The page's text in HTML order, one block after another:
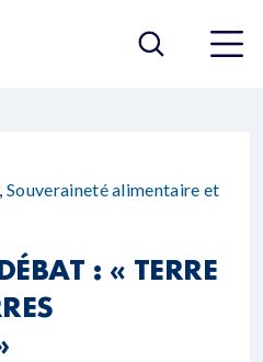
,Souveraineté alimentaire et
: « TERRE